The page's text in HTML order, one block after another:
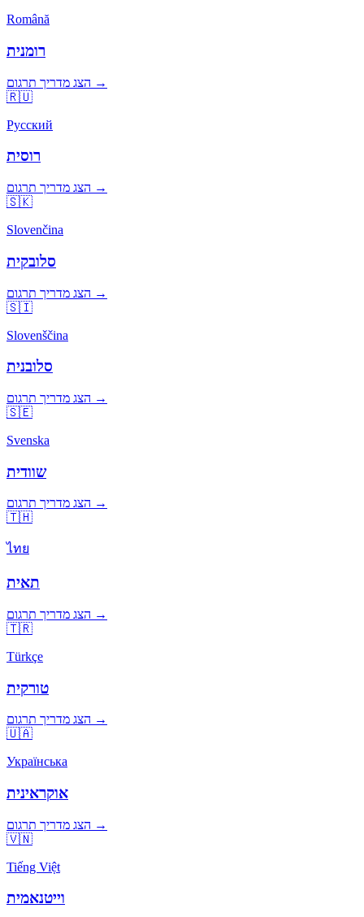
Română
רומנית
הצג מדריך תרגום →
🇷🇺
Русский
רוסית
הצג מדריך תרגום →
🇸🇰
Slovenčina
סלובקית
הצג מדריך תרגום →
🇸🇮
Slovenščina
סלובנית
הצג מדריך תרגום →
🇸🇪
Svenska
שוודית
הצג מדריך תרגום →
🇹🇭
ไทย
תאית
הצג מדריך תרגום →
🇹🇷
Türkçe
טורקית
הצג מדריך תרגום →
🇺🇦
Українська
אוקראינית
הצג מדריך תרגום →
🇻🇳
Tiếng Việt
וייטנאמית